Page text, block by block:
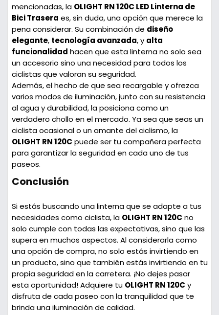
mencionadas, la OLIGHT RN 120C LED Linterna de
Bici Trasera es, sin duda, una opción que merece la
pena considerar. Su combinación de diseño
elegante, tecnología avanzada, y alta
funcionalidad hacen que esta linterna no solo sea
un accesorio sino una necesidad para todos los
ciclistas que valoran su seguridad.
Además, el hecho de que sea recargable y ofrezca
varios modos de iluminación, junto con su resistencia
al agua y durabilidad, la posiciona como un
verdadero chollo en el mercado. Ya sea que seas un
ciclista ocasional o un amante del ciclismo, la
OLIGHT RN 120C puede ser tu compañera perfecta
para garantizar la seguridad en cada uno de tus
paseos.
Conclusión
Si estás buscando una linterna que se adapte a tus
necesidades como ciclista, la OLIGHT RN 120C no
solo cumple con todas las expectativas, sino que las
supera en muchos aspectos. Al considerarla como
una opción de compra, no solo estás invirtiendo en
un producto, sino que también estás invirtiendo en tu
propia seguridad en la carretera. ¡No dejes pasar
esta oportunidad! Adquiere tu OLIGHT RN 120C y
disfruta de cada paseo con la tranquilidad que te
brinda una iluminación de calidad.